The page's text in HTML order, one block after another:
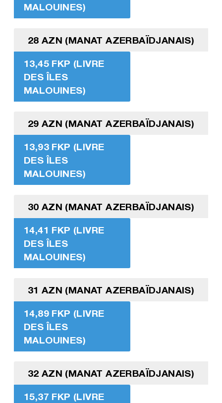
MALOUINES)
28 AZN (MANAT AZERBAÏDJANAIS)
13,45 FKP (LIVRE
DES ÎLES
MALOUINES)
29 AZN (MANAT AZERBAÏDJANAIS)
13,93 FKP (LIVRE
DES ÎLES
MALOUINES)
30 AZN (MANAT AZERBAÏDJANAIS)
14,41 FKP (LIVRE
DES ÎLES
MALOUINES)
31 AZN (MANAT AZERBAÏDJANAIS)
14,89 FKP (LIVRE
DES ÎLES
MALOUINES)
32 AZN (MANAT AZERBAÏDJANAIS)
15,37 FKP (LIVRE